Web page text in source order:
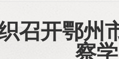
召开鄂州
察